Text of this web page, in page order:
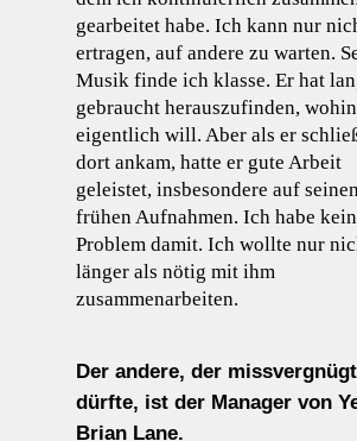
gearbeitet habe. Ich kann nur
ertragen, auf andere zu warten.
Musik finde ich klasse. Er hat
gebraucht herauszufinden,
eigentlich will. Aber als er
dort ankam, hatte er gute Arbeit
geleistet, insbesondere auf
frühen Aufnahmen. Ich habe kein
Problem damit. Ich wollte nur
länger als nötig mit ihm
zusammenarbeiten.
Der andere, der
dürfte, ist der Manager von
Brian Lane.